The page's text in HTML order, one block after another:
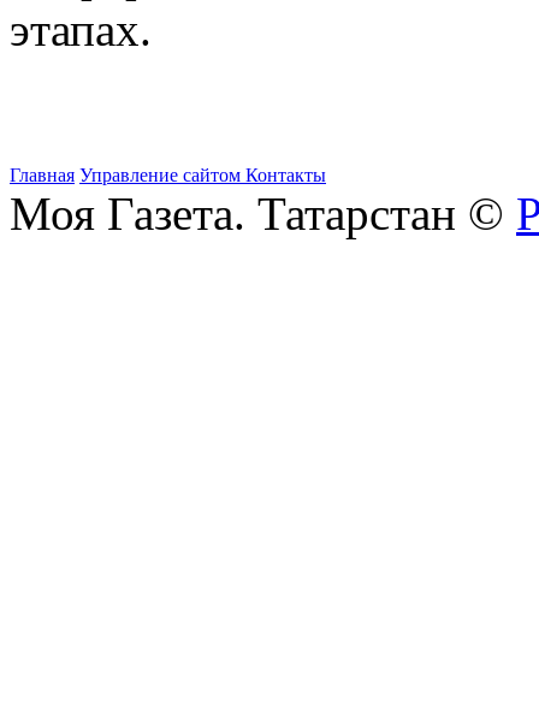
этапах.
Главная Управление сайтом Контакты
Моя Газета. Татарстан ©